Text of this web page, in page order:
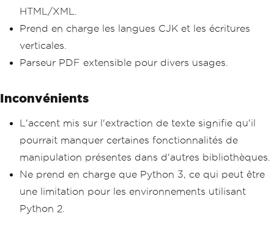
HTML/XML.
Prend en charge les langues CJK et les écritures
verticales.
Parseur PDF extensible pour divers usages.
Inconvénients
L'accent mis sur l'extraction de texte signifie qu'il
pourrait manquer certaines fonctionnalités de
manipulation présentes dans d'autres bibliothèques.
Ne prend en charge que Python 3, ce qui peut être
une limitation pour les environnements utilisant
Python 2.